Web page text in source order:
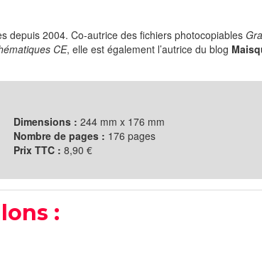
depuis 2004. Co-autrice des fichiers photocopiables
CE, elle est également l’autrice du blog
Dimensions : 244 mm x 176 mm
Nombre de pages : 176 pages
Prix TTC : 8,90 €
: